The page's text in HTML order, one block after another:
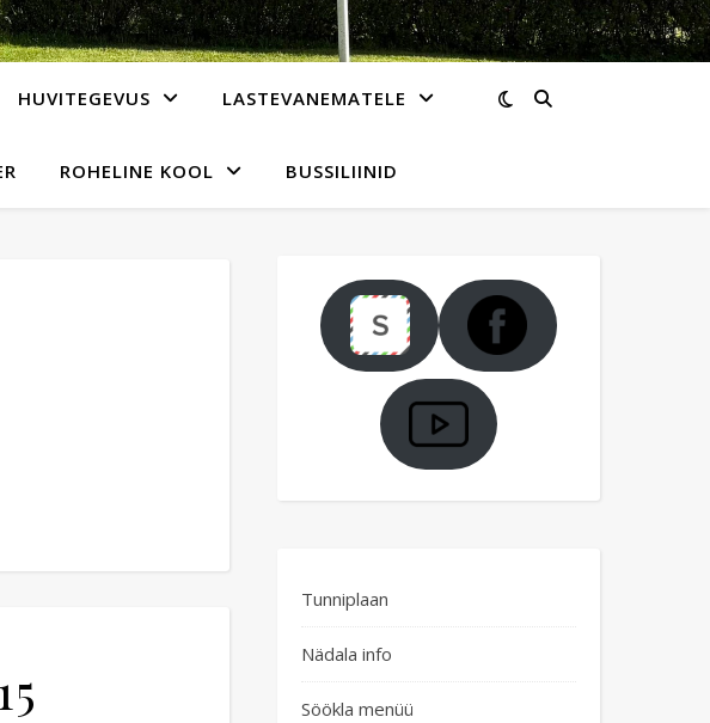
HUVITEGEVUS LASTEVANEMATELE
ROHELINE KOOL BUSSILIINID
Tunniplaan
Nädala info
Söökla menüü